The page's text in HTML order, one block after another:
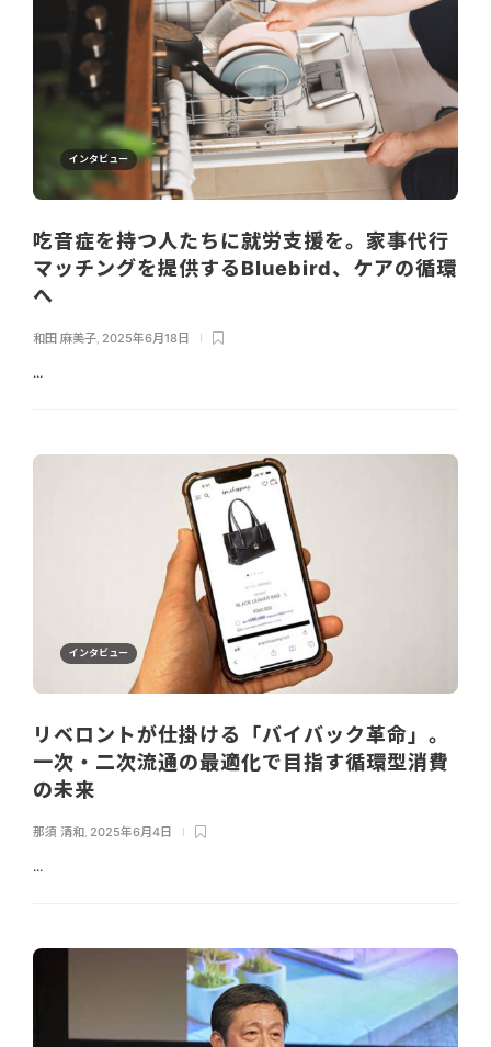
インタビュー
吃音症を持つ人たちに就労支援を。家事代行
マッチングを提供するBluebird、ケアの循環
へ
和田 麻美子 2025年6月18日
...
インタビュー
リベロントが仕掛ける「バイバック革命」。
一次・二次流通の最適化で目指す循環型消費
の未来
那須 清和, 2025年6月4日
...